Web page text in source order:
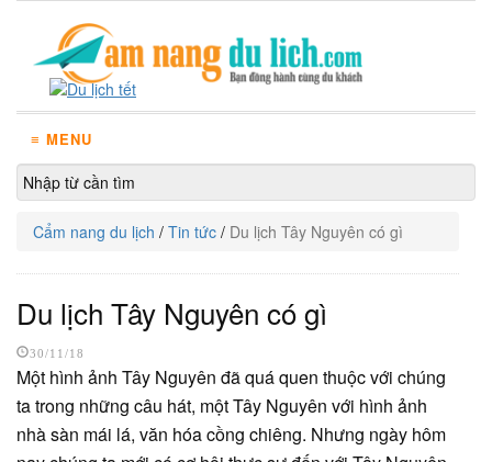
≡ MENU
Cẩm nang du lịch / Tin tức / Du lịch Tây Nguyên có gì
Du lịch Tây Nguyên có gì
30/11/18
Một hình ảnh Tây Nguyên đã quá quen thuộc với chúng
ta trong những câu hát, một Tây Nguyên với hình ảnh
nhà sàn mái lá, văn hóa cồng chiêng. Nhưng ngày hôm